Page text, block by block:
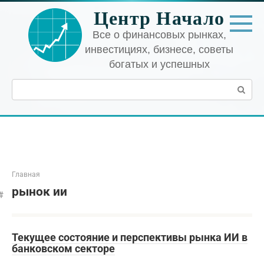
Перейти
контенту
Центр Начало
Все о финансовых рынках,
инвестициях, бизнесе, советы
богатых и успешных
Поиск:
Главная
рынок ии
Текущее состояние и перспективы рынка ИИ в
банковском секторе